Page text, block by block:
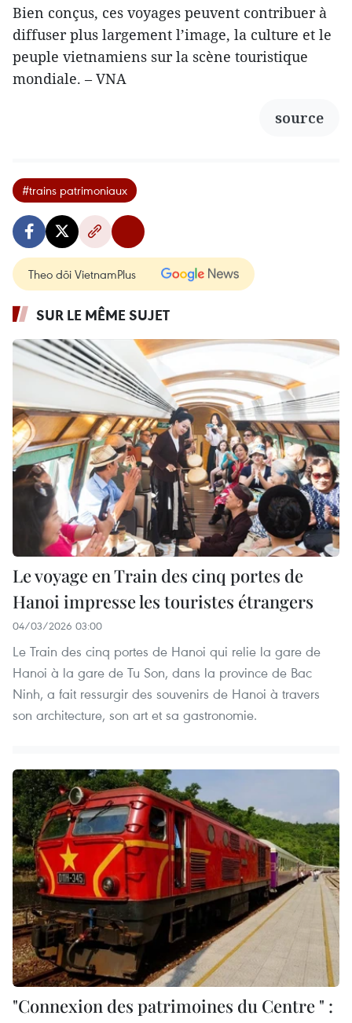
Bien conçus, ces voyages peuvent contribuer à
diffuser plus largement l’image, la culture et le
peuple vietnamiens sur la scène touristique
mondiale. – VNA
source
#trains patrimoniaux
Theo dõi VietnamPlus
SUR LE MÊME SUJET
Le voyage en Train des cinq portes de
Hanoi impresse les touristes étrangers
04/03/2026 03:00
Le Train des cinq portes de Hanoi qui relie la gare de
Hanoi à la gare de Tu Son, dans la province de Bac
Ninh, a fait ressurgir des souvenirs de Hanoi à travers
son architecture, son art et sa gastronomie.
"Connexion des patrimoines du Centre " :